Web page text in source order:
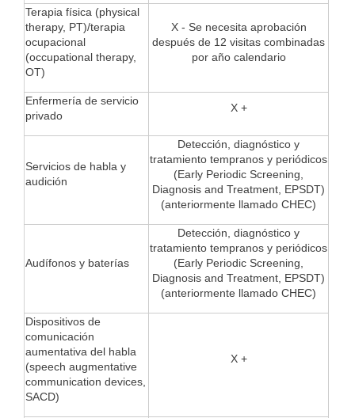
Terapia física (physical
therapy, PT)/terapia
ocupacional
(occupational therapy,
OT)
X - Se necesita aprobación
después de 12 visitas combinadas
por año calendario
Enfermería de servicio
privado
X +
Servicios de habla y
audición
Detección, diagnóstico y
tratamiento tempranos y periódicos
(Early Periodic Screening,
Diagnosis and Treatment, EPSDT)
(anteriormente llamado CHEC)
Audífonos y baterías
Detección, diagnóstico y
tratamiento tempranos y periódicos
(Early Periodic Screening,
Diagnosis and Treatment, EPSDT)
(anteriormente llamado CHEC)
Dispositivos de
comunicación
aumentativa del habla
(speech augmentative
communication devices,
SACD)
X +